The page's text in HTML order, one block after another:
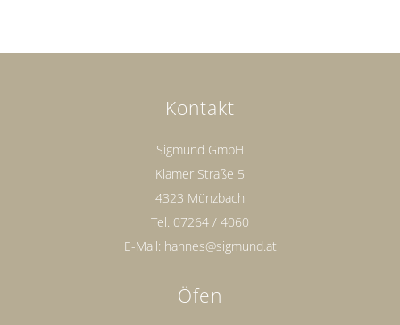
Kontakt
Sigmund GmbH
Klamer Straße 5
4323 Münzbach
Tel. 07264 / 4060
E-Mail: hannes@sigmund.at
Öfen